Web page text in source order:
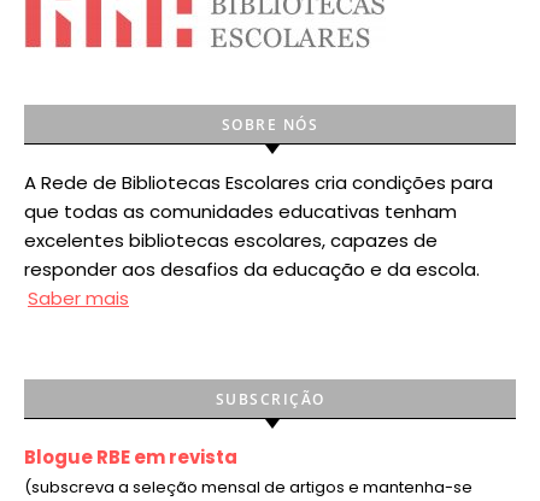
SOBRE NÓS
A Rede de Bibliotecas Escolares cria condições para
que todas as comunidades educativas tenham
excelentes bibliotecas escolares, capazes de
responder aos desafios da educação e da escola.
Saber mais
SUBSCRIÇÃO
Blogue RBE em revista
(subscreva a seleção mensal de artigos e mantenha-se